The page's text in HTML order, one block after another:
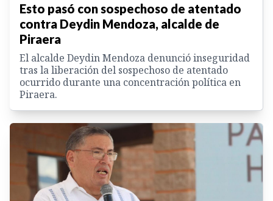
Esto pasó con sospechoso de atentado
contra Deydin Mendoza, alcalde de
Piraera
El alcalde Deydin Mendoza denunció inseguridad
tras la liberación del sospechoso de atentado
ocurrido durante una concentración política en
Piraera.